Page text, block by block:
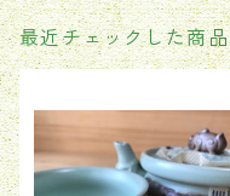
最近チェックした商品